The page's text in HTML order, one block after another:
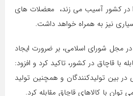
در کشور آسیب می زند، معضلات های
نیز به همراه خواهد داشت.
در مجل شورای اسلامی، بر ضرورت ایجاد
با قاچاق در کشور، تاکید کرد و افزود:
در بین تولیدکنندگان و همچنین تولید
با کالاهای قاچاق مقابله کرد.